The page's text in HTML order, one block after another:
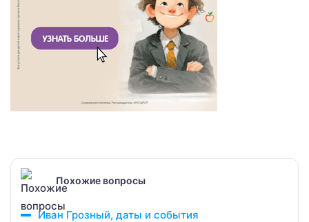
Похожие вопросы
Иван Грозный, даты и события